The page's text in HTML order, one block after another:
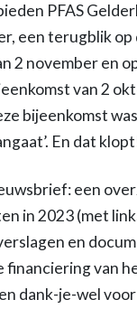
PFAS
een terugblik op
2 november en
van 2
bijeenkomst
En dat
een
in 2023 (met
en
financiering van
dank-je-wel